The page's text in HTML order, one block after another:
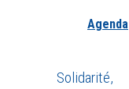
Agenda
Solidarité,